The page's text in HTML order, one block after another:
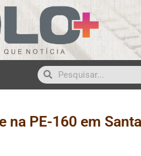
na PE-160 em Santa